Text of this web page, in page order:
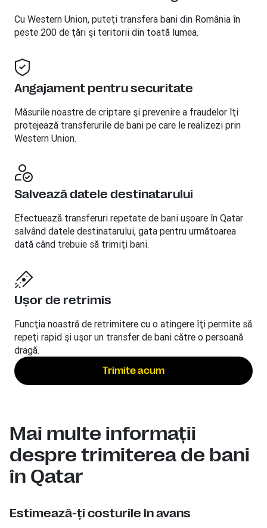
Cu Western Union, puteţi transfera bani din România în
peste 200 de ţări şi teritorii din toată lumea.
Angajament pentru securitate
Măsurile noastre de criptare şi prevenire a fraudelor îţi
protejează transferurile de bani pe care le realizezi prin
Western Union.
Salvează datele destinatarului
Efectuează transferuri repetate de bani uşoare în Qatar
salvând datele destinatarului, gata pentru următoarea
dată când trebuie să trimiţi bani.
Uşor de retrimis
Funcţia noastră de retrimitere cu o atingere îţi permite să
repeţi rapid şi uşor un transfer de bani către o persoană
dragă.
Trimite acum
Mai multe informaţii
despre trimiterea de bani
în Qatar
Estimează-ţi costurile în avans